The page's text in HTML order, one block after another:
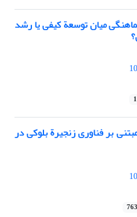
میان توسعة کیفی یا رشد
بر فناوری زنجیرة بلوکی در